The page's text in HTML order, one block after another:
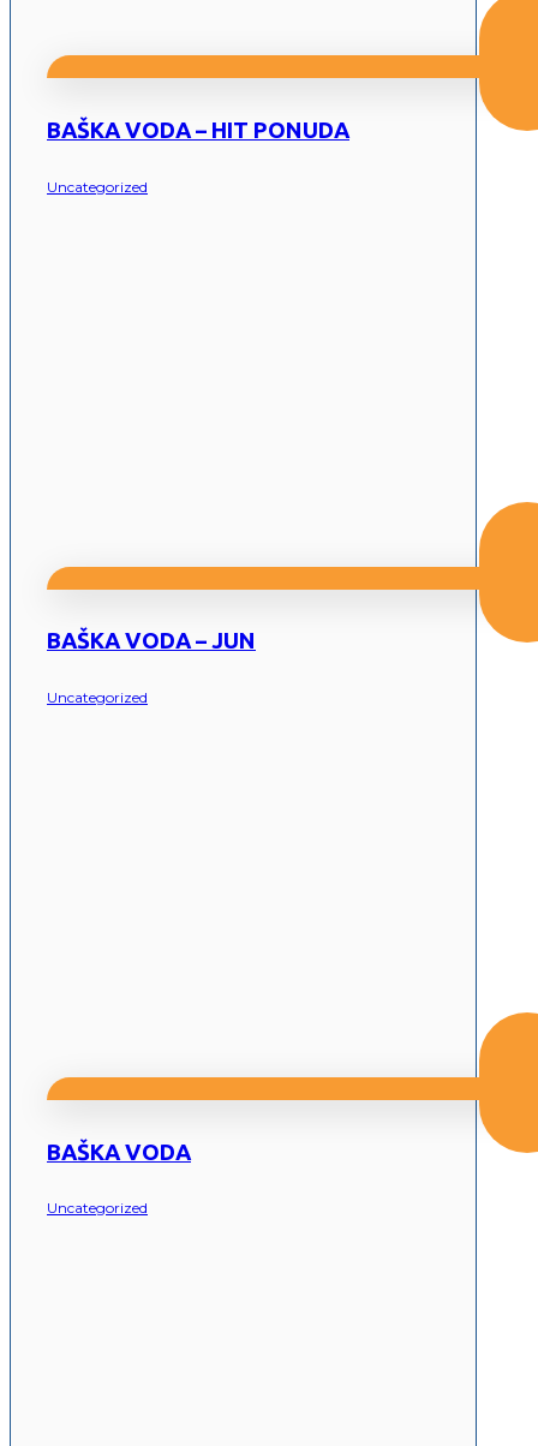
BAŠKA VODA – HIT PONUDA
Uncategorized
BAŠKA VODA – JUN
Uncategorized
BAŠKA VODA
Uncategorized